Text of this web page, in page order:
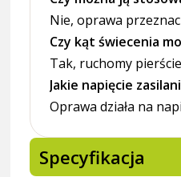
Nie, oprawa
Czy kąt świecenia
Tak, ruchomy
Jakie napięcie
Oprawa działa na
Specyfikacja